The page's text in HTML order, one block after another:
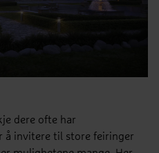
dere ofte har
å invitere til store feiringer